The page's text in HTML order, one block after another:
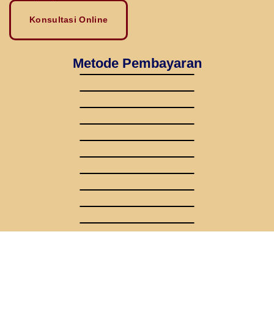
Konsultasi Online
Metode Pembayaran